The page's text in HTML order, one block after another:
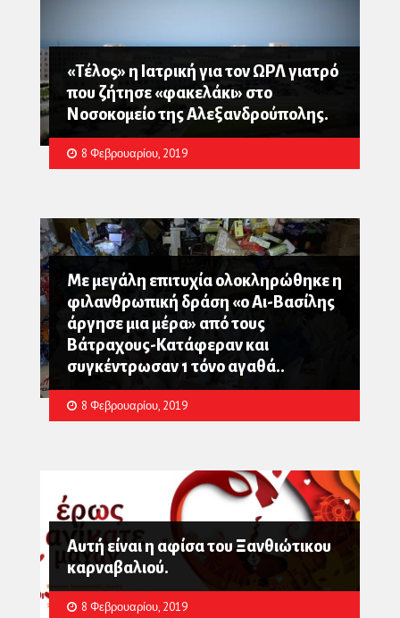
«Τέλος» η Ιατρική για τον ΩΡΛ γιατρό
που ζήτησε «φακελάκι» στο
Νοσοκομείο της Αλεξανδρούπολης.
8 Φεβρουαρίου, 2019
Με μεγάλη επιτυχία ολοκληρώθηκε η
φιλανθρωπική δράση «ο Αι-Βασίλης
άργησε μια μέρα» από τους
Βάτραχους-Κατάφεραν και
συγκέντρωσαν 1 τόνο αγαθά..
8 Φεβρουαρίου, 2019
Αυτή είναι η αφίσα του Ξανθιώτικου
καρναβαλιού.
8 Φεβρουαρίου, 2019